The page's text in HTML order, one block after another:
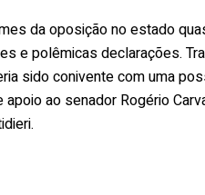
da oposição no estado
e polêmicas declarações.
sido conivente com uma
ao senador Rogério